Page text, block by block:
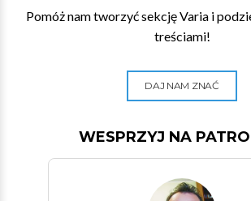
Pomóż nam tworzyć sekcję Varia i
treściami!
DAJ NAM ZNAĆ
WESPRZYJ NA